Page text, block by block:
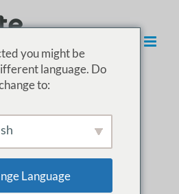
iSG
Mini
ismartgate
you might be
language. Do
to:
Language